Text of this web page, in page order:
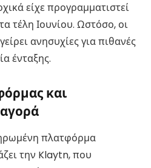
είχε προγραμματιστεί
τέλη Ιουνίου. Ωστόσο, οι
ανησυχίες για πιθανές
ένταξης.
και
πλατφόρμα
την Klaytn, που